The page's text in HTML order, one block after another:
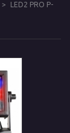
>
LED2 PRO P-